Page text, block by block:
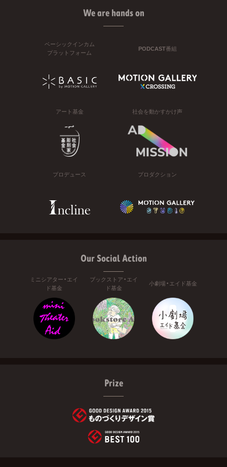
We are hands on
ベーシックインカム
プラットフォーム
PODCAST番組
アート基金 社会を動かすかけ声
プロデュース プロダクション
Our Social Action
ミニシアター・エイ
ド基金
ブックストア・エイ
ド基金
小劇場・エイド基金
Prize